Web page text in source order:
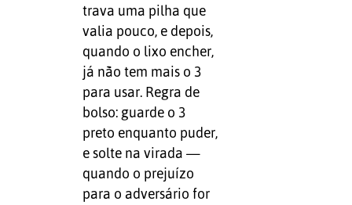
trava uma pilha que
valia pouco, e depois,
quando o lixo encher,
já não tem mais o 3
para usar. Regra de
bolso: guarde o 3
preto enquanto puder,
e solte na virada —
quando o prejuízo
para o adversário for